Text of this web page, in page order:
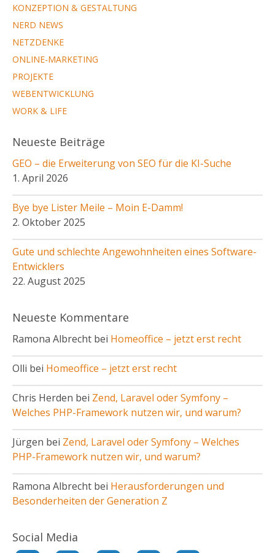
KONZEPTION & GESTALTUNG
NERD NEWS
NETZDENKE
ONLINE-MARKETING
PROJEKTE
WEBENTWICKLUNG
WORK & LIFE
Neueste Beiträge
GEO – die Erweiterung von SEO für die KI-Suche
1. April 2026
Bye bye Lister Meile – Moin E-Damm!
2. Oktober 2025
Gute und schlechte Angewohnheiten eines Software-
Entwicklers
22. August 2025
Neueste Kommentare
Ramona Albrecht bei Homeoffice – jetzt erst recht
Olli bei Homeoffice – jetzt erst recht
Chris Herden bei Zend, Laravel oder Symfony –
Welches PHP-Framework nutzen wir, und warum?
Jürgen bei Zend, Laravel oder Symfony – Welches
PHP-Framework nutzen wir, und warum?
Ramona Albrecht bei Herausforderungen und
Besonderheiten der Generation Z
Social Media